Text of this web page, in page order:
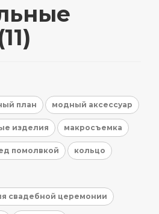
план модный аксессуар
изделия макросъемка
помолвкой кольцо
свадебной церемонии